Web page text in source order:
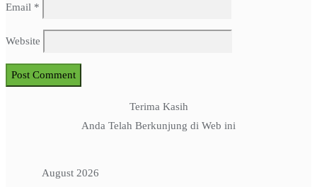
Email *
Website
Terima Kasih
Anda Telah Berkunjung di Web ini
August 2026